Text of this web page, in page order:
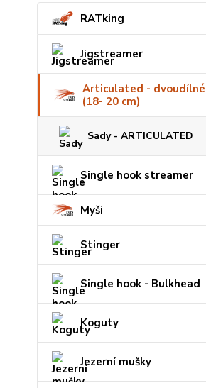
RATking
Jigstreamer
Articulated - dvoudílné
(18- 20 cm)
Sady - ARTICULATED
Single hook streamer
Myši
Stinger
Single hook - Bulkhead
Koguty
Jezerní mušky